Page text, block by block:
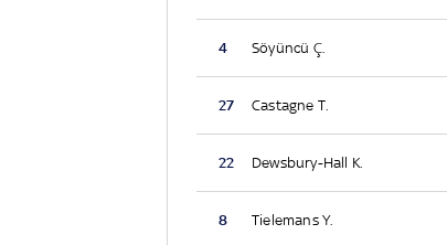
4 Söyüncü Ç.
27 Castagne T.
22 Dewsbury-Hall K.
8 Tielemans Y.